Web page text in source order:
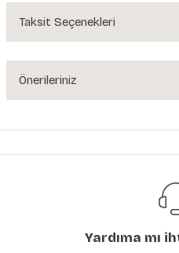
Ürün hakkında
Taksit Seçenekleri
Önerileriniz
yetersiz gördüğünüz noktaları öneri
Görüş ve önerileriniz için teşekkür
Ürün resmi kalitesiz, bozuk veya
Ürün bilgilerinde hatalar
Yardıma mı